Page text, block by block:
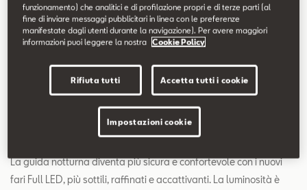
Nuovi fari Full LED
La guida notturna diventa più sicura e confortevole con i nuovi
fari Full LED, più sottili, raffinati e accattivanti. La luminosità è
funzionamento) che analitici e di profilazione propri e di terze parti (al
fine di inviare messaggi pubblicitari in linea con le preferenze
manifestate dagli utenti durante la navigazione). Per avere maggiori
informazioni puoi leggere la nostra
Cookie Policy
Rifiuta tutti Accetta tutti i cookie
Impostazioni cookie